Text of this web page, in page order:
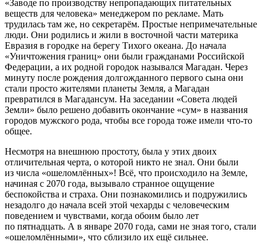
«Заводе по производству непропадающих питательных
веществ для человека» менеджером по рекламе. Мать
трудилась там же, но секретарём. Простые непримечательные
люди. Они родились и жили в восточной части материка
Евразия в городке на берегу Тихого океана. До начала
«Уничтожения границ» они были гражданами Российской
Федерации, а их родной городок назывался Магадан. Через
минуту после рождения долгожданного первого сына они
стали просто жителями планеты Земля, а Магадан
превратился в Магадансум. На заседании «Совета людей
Земли» было решено добавить окончание «сум» в названия
городов мужского рода, чтобы все города тоже имели что-то
общее.
Несмотря на внешнюю простоту, была у этих двоих
отличительная черта, о которой никто не знал. Они были
из числа «ошеломлённых»! Всё, что происходило на Земле,
начиная с 2070 года, вызывало странное ощущение
беспокойства и страха. Они познакомились и подружились
незадолго до начала всей этой чехарды с человеческим
поведением и чувствами, когда обоим было лет
по пятнадцать. А в январе 2070 года, сами не зная того, стали
«ошеломлёнными», что сблизило их ещё сильнее.